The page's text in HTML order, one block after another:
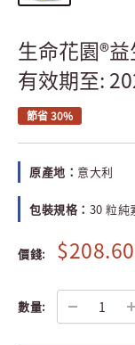
生命花園®
有效期至:
節省 30%
原產地： 意大利
包裝規格： 30 粒純
價錢: $208.60
數量: